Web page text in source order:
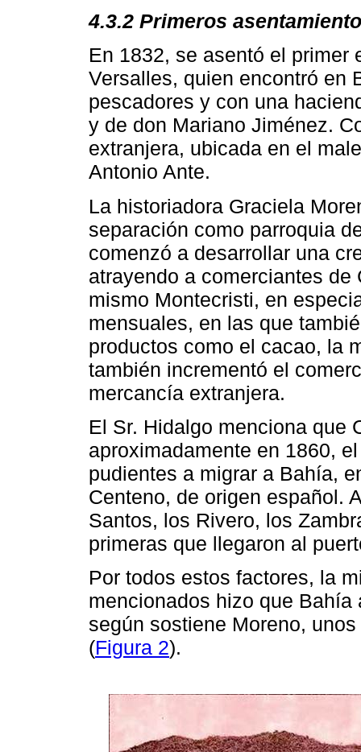
4.3.2 Primeros
En 1832, se asentó el primer
Versalles, quien encontró en
pescadores y con una
y de don Mariano Jiménez.
extranjera, ubicada en el
Antonio Ante.
La historiadora Graciela
separación como parroquia
comenzó a desarrollar una
atrayendo a comerciantes
mismo Montecristi, en
mensuales, en las que
productos como el cacao, la
también incrementó el
mercancía extranjera.
El Sr. Hidalgo menciona que
aproximadamente en 1860,
pudientes a migrar a Bahía,
Centeno, de origen español.
Santos, los Rivero, los
primeras que llegaron al
Por todos estos factores, la
mencionados hizo que
según sostiene Moreno,
(Figura 2).